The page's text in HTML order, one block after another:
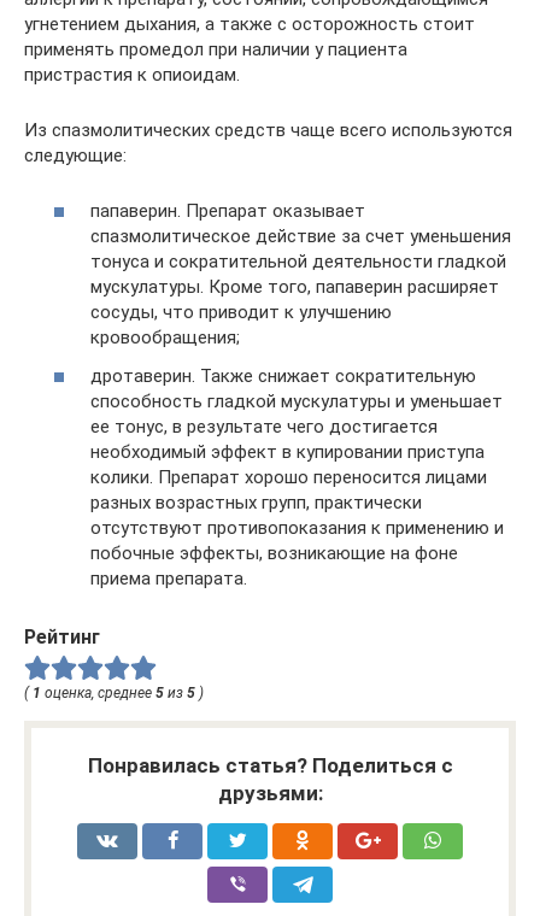
угнетением дыхания, а также с осторожность стоит
применять промедол при наличии у пациента
пристрастия к опиоидам.
Из спазмолитических средств чаще всего используются
следующие:
папаверин. Препарат оказывает
спазмолитическое действие за счет уменьшения
тонуса и сократительной деятельности гладкой
мускулатуры. Кроме того, папаверин расширяет
сосуды, что приводит к улучшению
кровообращения;
дротаверин. Также снижает сократительную
способность гладкой мускулатуры и уменьшает
ее тонус, в результате чего достигается
необходимый эффект в купировании приступа
колики. Препарат хорошо переносится лицами
разных возрастных групп, практически
отсутствуют противопоказания к применению и
побочные эффекты, возникающие на фоне
приема препарата.
Рейтинг
( 1 оценка, среднее 5 из 5 )
Понравилась статья? Поделиться с
друзьями: